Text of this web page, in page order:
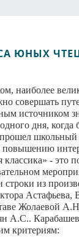
ЮНЫХ
наиболее
совершать
источником
дня,
школьный
- это
строки из
Астафьева,
А.Н. –
А.С..
критериям: